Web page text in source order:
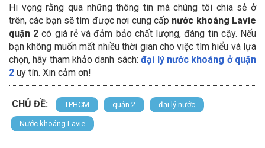
Hi vọng rằng qua những thông tin mà chúng tôi chia sẻ ở
trên, các bạn sẽ tìm được nơi cung cấp nước khoáng Lavie
quận 2 có giá rẻ và đảm bảo chất lượng, đáng tin cậy. Nếu
bạn không muốn mất nhiều thời gian cho việc tìm hiểu và lựa
chọn, hãy tham khảo danh sách:đại lý nước khoáng ở quận
2 uy tín. Xin cảm ơn!
CHỦ ĐỀ: TPHCM quận 2 đại lý nước
Nước khoáng Lavie